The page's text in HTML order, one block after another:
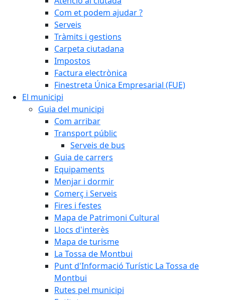
Com et podem ajudar ?
Serveis
Tràmits i gestions
Carpeta ciutadana
Impostos
Factura electrònica
Finestreta Única Empresarial (FUE)
El municipi
Guia del municipi
Com arribar
Transport públic
Serveis de bus
Guia de carrers
Equipaments
Menjar i dormir
Comerç i Serveis
Fires i festes
Mapa de Patrimoni Cultural
Llocs d'interès
Mapa de turisme
La Tossa de Montbui
Punt d'Informació Turístic La Tossa de
Montbui
Rutes pel municipi